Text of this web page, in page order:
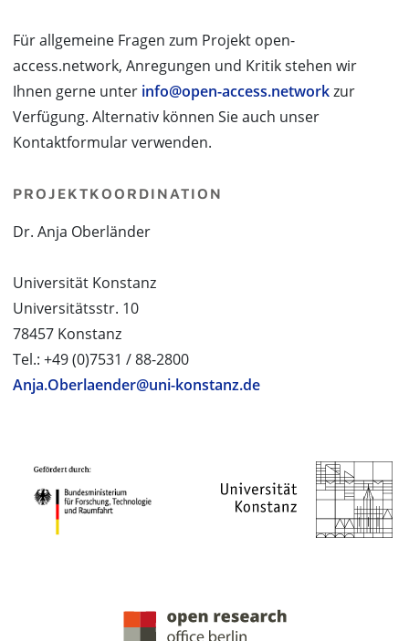
Für allgemeine Fragen zum Projekt open-
access.network, Anregungen und Kritik stehen wir
Ihnen gerne unter info@open-access.networkzur
Verfügung. Alternativ können Sie auch unser
Kontaktformular verwenden.
PROJEKTKOORDINATION
Dr. Anja Oberländer
Universität Konstanz
Universitätsstr. 10
78457 Konstanz
Tel.: +49 (0)7531 / 88-2800
Anja.Oberlaender@uni-konstanz.de